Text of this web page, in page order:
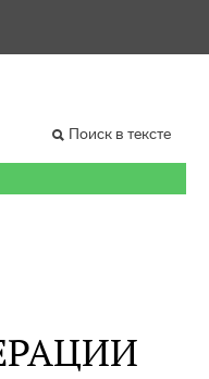
Поиск в тексте